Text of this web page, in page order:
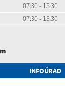
07:30 - 15:30
07:30 - 13:30
INFOÚRAD